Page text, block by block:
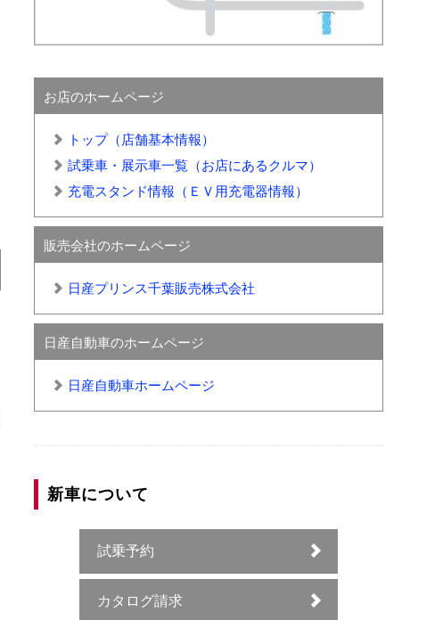
お店のホームページ
トップ（店舗基本情報）
試乗車・展示車一覧（お店にあるクルマ）
充電スタンド情報（ＥＶ用充電器情報）
販売会社のホームページ
日産プリンス千葉販売株式会社
日産自動車のホームページ
日産自動車ホームページ
新車について
試乗予約
カタログ請求